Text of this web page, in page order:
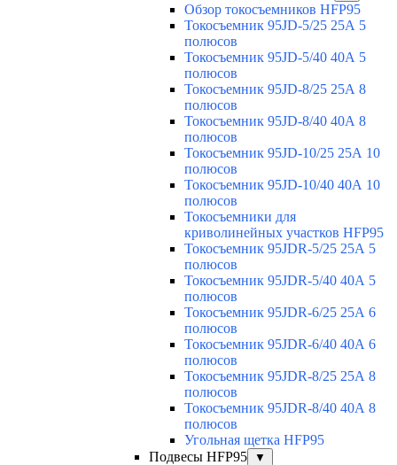
Обзор токосъемников HFP95
Токосъемник 95JD-5/25 25А 5
полюсов
Токосъемник 95JD-5/40 40А 5
полюсов
Токосъемник 95JD-8/25 25А 8
полюсов
Токосъемник 95JD-8/40 40А 8
полюсов
Токосъемник 95JD-10/25 25А 10
полюсов
Токосъемник 95JD-10/40 40А 10
полюсов
Токосъемники для
криволинейных участков HFP95
Токосъемник 95JDR-5/25 25А 5
полюсов
Токосъемник 95JDR-5/40 40А 5
полюсов
Токосъемник 95JDR-6/25 25А 6
полюсов
Токосъемник 95JDR-6/40 40А 6
полюсов
Токосъемник 95JDR-8/25 25А 8
полюсов
Токосъемник 95JDR-8/40 40А 8
полюсов
Угольная щетка HFP95
Подвесы HFP95
▼